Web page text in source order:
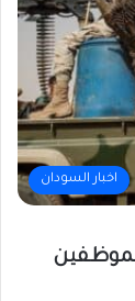
اخبار السودان